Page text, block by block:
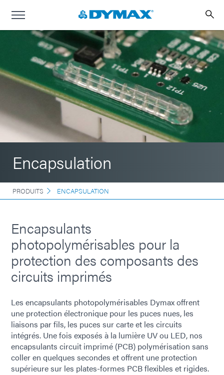
Encapsulation
PRODUITS ENCAPSULATION
Encapsulants
photopolymérisables pour la
protection des composants des
circuits imprimés
Les encapsulants photopolymérisables Dymax offrent
une protection électronique pour les puces nues, les
liaisons par fils, les puces sur carte et les circuits
intégrés. Une fois exposés à la lumière UV ou LED, nos
encapsulants circuit imprimé (PCB) polymérisation sans
coller en quelques secondes et offrent une protection
supérieure sur les plates-formes PCB flexibles et rigides.